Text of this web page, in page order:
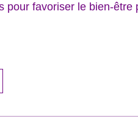
pour favoriser le bien-être